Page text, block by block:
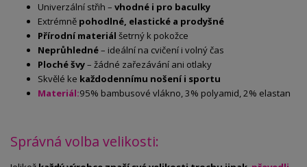
Univerzální střih – vhodné i pro baculky
Extrémně pohodlné, elastické a prodyšné
Přírodnímateriál šetrný k pokožce
Neprůhledné– ideální na cvičení i volnýčas
Plochéšvy– žádné zařezávání ani otlaky
Skvělé ke každodennímu nošeníi sportu
Materiál:95% bambusové vlákno, 3% polyamid, 2% elastan
Správná volba velikosti: